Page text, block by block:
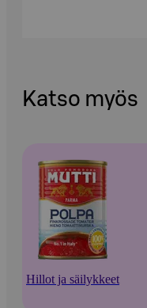
Katso myös
Hillot ja säilykkeet